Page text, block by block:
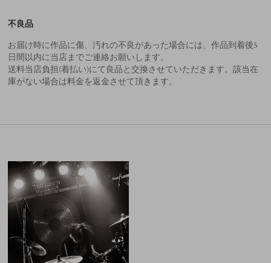
不良品
お届け時に作品に傷、汚れの不良があった場合には、作品到着後5
日間以内に当店までご連絡お願いします。
送料当店負担(着払い)にて良品と交換させていただきます。該当在
庫がない場合は料金を返金させて頂きます。